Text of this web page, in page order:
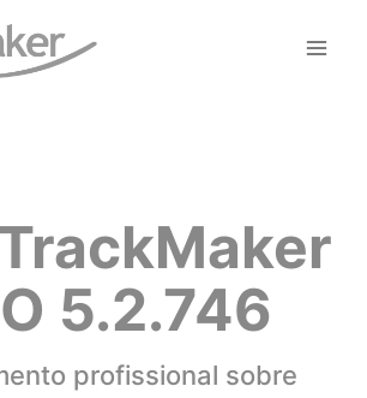
5.2.746
profissional sobre